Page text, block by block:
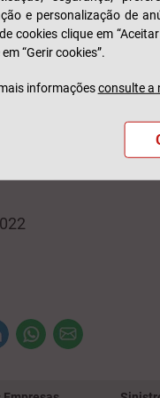
do capital humano,
responsável.
reconheceu ainda a
o seu conselho
e com
e personalização de
cookies clique em
“Gerir cookies”.
informaçõesconsulte a